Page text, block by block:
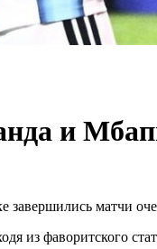
и
матчи
из фаворитского